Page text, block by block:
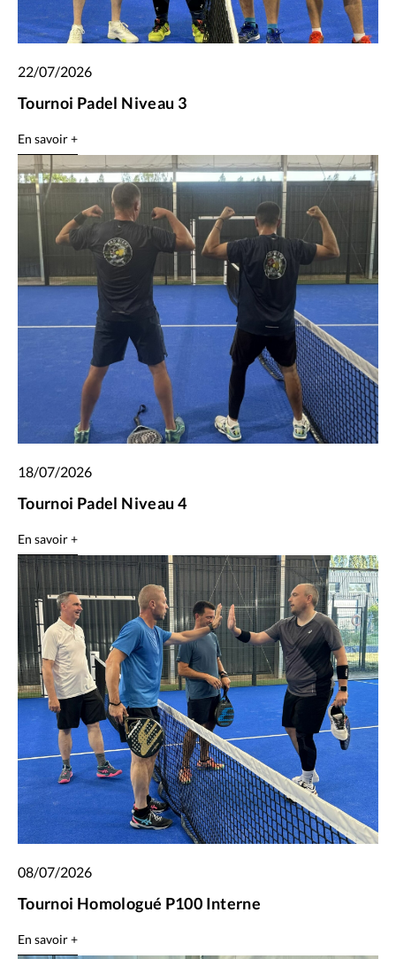
22/07/2026
Tournoi Padel Niveau 3
En savoir +
18/07/2026
Tournoi Padel Niveau 4
En savoir +
08/07/2026
Tournoi Homologué P100 Interne
En savoir +